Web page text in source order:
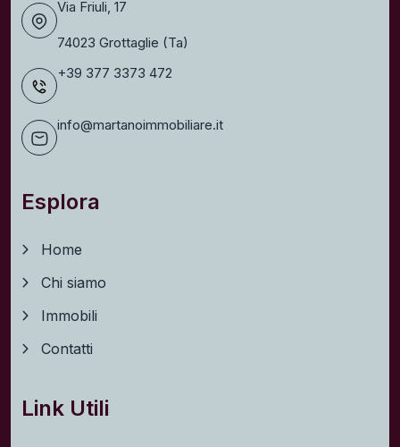
Via Friuli, 17
74023 Grottaglie (Ta)
+39 377 3373 472
info@martanoimmobiliare.it
Esplora
Home
Chi siamo
Immobili
Contatti
Link Utili